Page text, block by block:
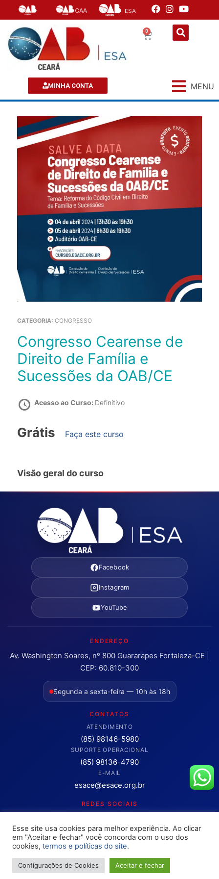
0
MINHA CONTA MENU
CATEGORIA: CONGRESSO
Congresso Cearense de
Direito de Família e
Sucessões da OAB/CE
Acesso ao Curso: Definitivo
Grátis Faça este curso
Visão geral do curso
Facebook
Instagram
YouTube
ENDEREÇO
Av. Washington Soares, nº 800 Guararapes Fortaleza-CE |
CEP: 60.810-300
Segunda a sexta-feira — 10h às 18h
CONTATOS
ATENDIMENTO
(85) 98146-5980
SUPORTE OPERACIONAL
(85) 98136-4790
E-MAIL
esace@esace.org.br
REDES SOCIAIS
Clique para abrir os canais oficiais.
Copyright © 2025 – OAB ESA-CE. Todos os direitos reservados
Site desenvolvimento pelaRokket / Ethics Ventures
Esse site usa cookies para melhor experiência. Ao clicar
em "Aceitar e fechar" você concorda com o uso dos
cookies, termos e políticas do site.
Configurações de Cookies Aceitar e fechar